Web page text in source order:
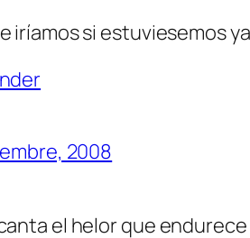
iríamos si estuviesemos
2008
el helor que